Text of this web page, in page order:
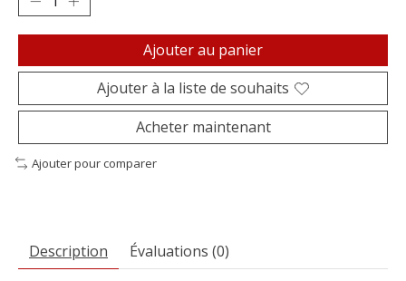
Ajouter au panier
Ajouter à la liste de souhaits
Acheter maintenant
Ajouter pour comparer
Description Évaluations (0)